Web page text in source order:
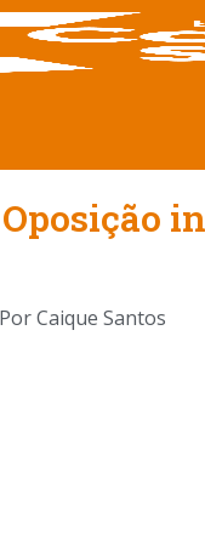
PorCaique Santos